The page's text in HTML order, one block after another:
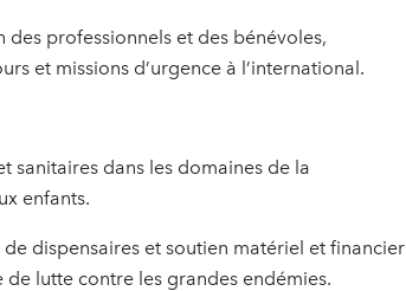
professionnels et des bénévoles,
et missions d’urgence à l’international.
sanitaires dans les domaines de la
enfants.
dispensaires et soutien matériel et financier
lutte contre les grandes endémies.